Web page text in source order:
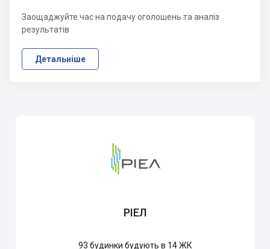
Заощаджуйте час на подачу оголошень та аналіз
результатів
Детальніше
РІЕЛ
93 будинки будують в 14 ЖК